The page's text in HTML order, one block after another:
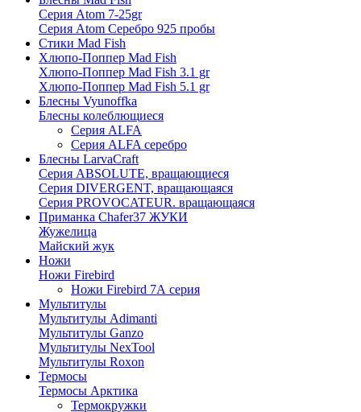
Серия Atom 7-25gr
Серия Atom Серебро 925 пробы
Стики Mad Fish
Хлюпо-Поппер Mad Fish
Хлюпо-Поппер Mad Fish 3.1 gr
Хлюпо-Поппер Mad Fish 5.1 gr
Блесны Vyunoffka
Блесны колеблющиеся
Серия ALFA
Серия ALFA серебро
Блесны LarvaCraft
Серия ABSOLUTE, вращающиеся
Серия DIVERGENT, вращающаяся
Серия PROVOCATEUR. вращающаяся
Приманка Chafer37 ЖУКИ
Жужелица
Майский жук
Ножи
Ножи Firebird
Ножи Firebird 7А серия
Мультитулы
Мультитулы Adimanti
Мультитулы Ganzo
Мультитулы NexTool
Мультитулы Roxon
Термосы
Термосы Арктика
Термокружки